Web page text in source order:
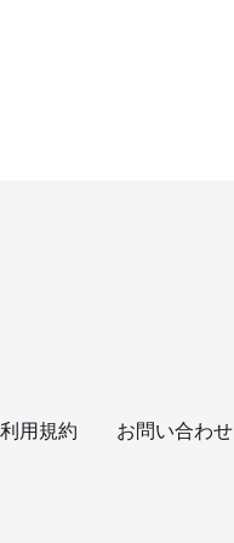
利用規約 お問い合わせ